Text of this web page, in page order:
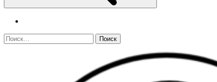
Найти: